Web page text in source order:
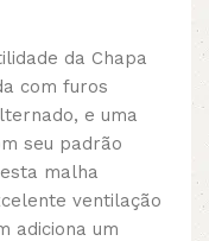
da Chapa
com furos
e uma
seu padrão
malha
ventilação
adiciona um